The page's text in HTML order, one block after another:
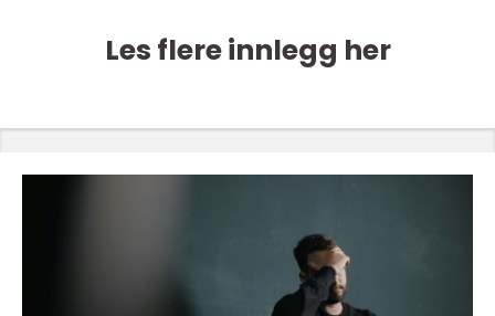
Les flere innlegg her